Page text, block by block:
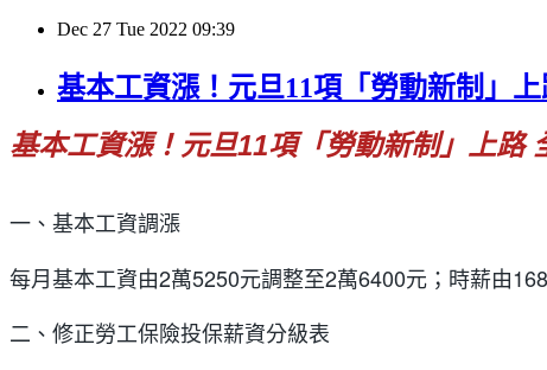
Dec 27 Tue 2022 09:39
基本工資漲！元旦11項「勞動新制」
基本工資漲！元旦11項「勞動新制」上路
一、基本工資調漲
每月基本工資由2萬5250元調整至2萬6400元；時薪由
二、修正勞工保險投保薪資分級表